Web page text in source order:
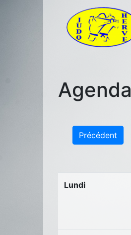
Agenda
Précédent
Lundi